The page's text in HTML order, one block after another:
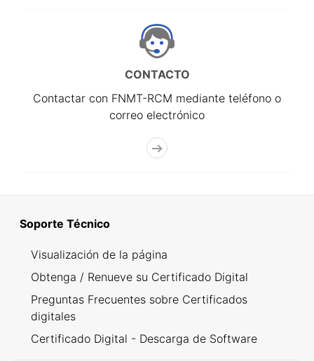
CONTACTO
Contactar con FNMT-RCM mediante teléfono o
correo electrónico
Soporte Técnico
Visualización de la página
Obtenga / Renueve su Certificado Digital
Preguntas Frecuentes sobre Certificados
digitales
Certificado Digital - Descarga de Software